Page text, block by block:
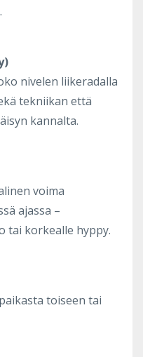
nivelen liikeradalla
tekniikan että
kannalta.
voima
ajassa –
tai korkealle hyppy.
toiseen tai